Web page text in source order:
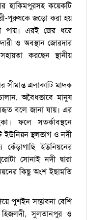
হাকিমপুরসহ কয়েকটি
পুরুষকে জড়ো করা হয়
পায়। এরই জের ধরে
ও অবস্থান জোরদার
করছেন স্থানীয়
এলাকাটি মাদক
অবৈধভাবে মানুষ
বলে জানা যায়। এর
ফলে সতর্কাবস্থনে
ইউনিয়ন স্থলভাগ ও নদী
কেঁড়াগাছি ইউনিয়নের
সোনাই নদী দ্বারা
কিছু অংশ ইছামতি
পুশইন সম্ভাবনা বেশি
হিজলদী, সুলতানপুর ও